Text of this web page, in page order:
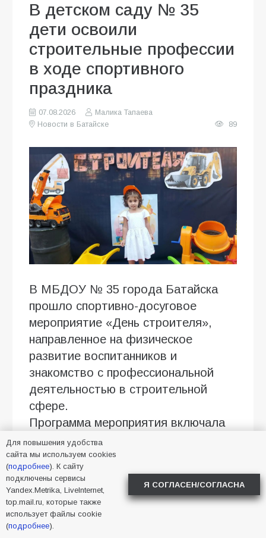
В детском саду № 35
дети освоили
строительные профессии
в ходе спортивного
праздника
07.08.2026
Малика Тапаева
Новости в Батайске
89
В МБДОУ № 35 города Батайска
прошло спортивно-досуговое
мероприятие «День строителя»,
направленное на физическое
развитие воспитанников и
знакомство с профессиональной
деятельностью в строительной
сфере.
Программа мероприятия включала
распределение ролей между
участниками: дети выполняли
функции дизайнеров, маляров и
каменщиков в рамках сюжетно-
ролевой игры по строительству
спортивного зала для игровой
Для повышения удобства
сайта мы используем cookies
(подробнее). К сайту
подключены сервисы
Yandex.Metrika, LiveInternet,
top.mail.ru, которые также
использует файлы cookie
(подробнее).
Я СОГЛАСЕН/СОГЛАСНА